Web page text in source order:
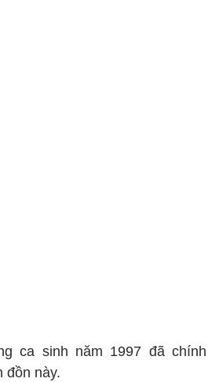
ca sinh năm 1997 đã chính
đồn này.